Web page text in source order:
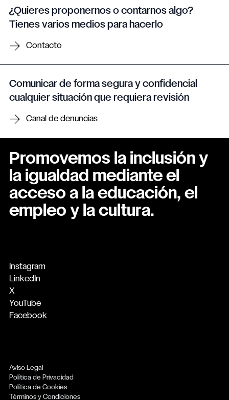
¿Quieres proponernos o contarnos algo?
Tienes varios medios para hacerlo
Contacto
Comunicar de forma segura y confidencial
cualquier situación que requiera revisión
Canal de denuncias
Promovemos la inclusión y
la igualdad mediante el
acceso a la educación, el
empleo y la cultura.
Instagram
LinkedIn
X
YouTube
Facebook
Aviso Legal
Política de Privacidad
Política de Cookies
Términos y Condiciones